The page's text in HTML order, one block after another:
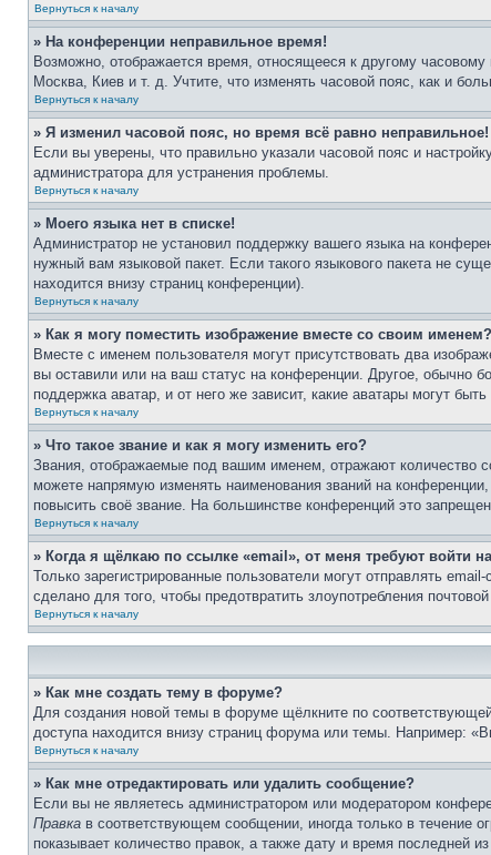
Вернуться к началу
» На конференции неправильное время!
Возможно, отображается время, относящееся к другому
Москва, Киев и т. д. Учтите, что изменять часовой пояс, как и
Вернуться к началу
» Я изменил часовой пояс, но время всё равно неправильное!
Если вы уверены, что правильно указали часовой пояс и
администратора для устранения проблемы.
Вернуться к началу
» Моего языка нет в списке!
Администратор не установил поддержку вашего языка на
нужный вам языковой пакет. Если такого языкового пакета не
находится внизу страниц конференции).
Вернуться к началу
» Как я могу поместить изображение вместе со своим именем?
Вместе с именем пользователя могут присутствовать два
вы оставили или на ваш статус на конференции. Другое, обычно
поддержка аватар, и от него же зависит, какие аватары могут
Вернуться к началу
» Что такое звание и как я могу изменить его?
Звания, отображаемые под вашим именем, отражают количество
можете напрямую изменять наименования званий на
повысить своё звание. На большинстве конференций это
Вернуться к началу
» Когда я щёлкаю по ссылке «email», от меня требуют войти
Только зарегистрированные пользователи могут отправлять
сделано для того, чтобы предотвратить злоупотребления
Вернуться к началу
» Как мне создать тему в форуме?
Для создания новой темы в форуме щёлкните по
доступа находится внизу страниц форума или темы. Например:
Вернуться к началу
» Как мне отредактировать или удалить сообщение?
Если вы не являетесь администратором или модератором
Правка в соответствующем сообщении, иногда только в течение
показывает количество правок, а также дату и время последней